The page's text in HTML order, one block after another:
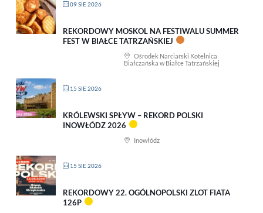
09 SIE 2026
REKORDOWY MOSKOL NA FESTIWALU SUMMER
FEST W BIAŁCE TATRZAŃSKIEJ
Ośrodek Narciarski Kotelnica
Białczańska w Białce Tatrzańskiej
15 SIE 2026
KRÓLEWSKI SPŁYW – REKORD POLSKI
INOWŁÓDZ 2026
Inowłódz
15 SIE 2026
REKORDOWY 22. OGÓLNOPOLSKI ZLOT FIATA
126P